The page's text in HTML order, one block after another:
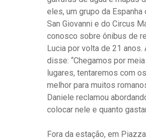
eles, um grupo da
San Giovanni e do Circus
conosco sobre ônibus de
Lucia por volta de 21
disse: “Chegamos por
lugares, tentaremos com
melhor para muitos
Daniele reclamou
colocar nele e quanto
Fora da estação, em